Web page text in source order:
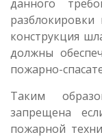
данного
конструкция
должны
пожарно-
Таким
запрещена
пожарной